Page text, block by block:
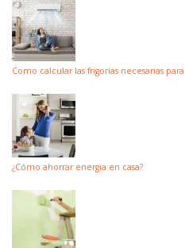
Como calcular las frigorías necesarias
¿Cómo ahorrar energia en casa?